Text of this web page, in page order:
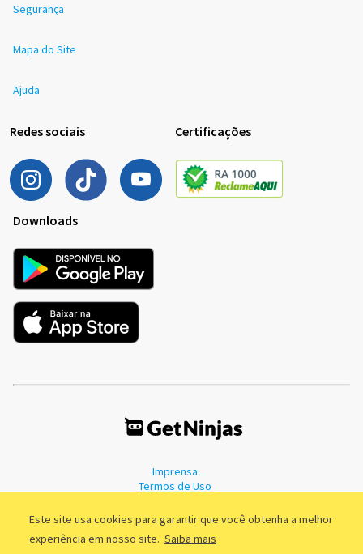
Este site usa cookies para garantir que você obtenha a melhor
experiência em nosso site. Saiba mais
Segurança
Mapa do Site
Ajuda
Redes sociais Certificações
Downloads
Imprensa
Termos de Uso